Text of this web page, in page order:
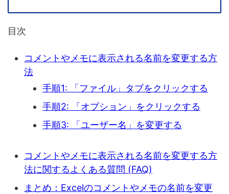
目次
コメントやメモに表示される名前を変更する方
法
手順1: 「ファイル」タブをクリックする
手順2: 「オプション」をクリックする
手順3: 「ユーザー名」を変更する
コメントやメモに表示される名前を変更する方
法に関するよくある質問 (FAQ)
まとめ：Excelのコメントやメモの名前を変更